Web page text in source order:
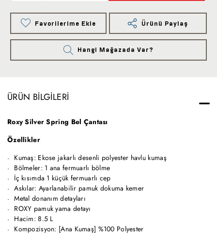
Favorilerime Ekle Ürünü Paylaş
Hangi Mağazada Var?
ÜRÜN BILGILERI
Roxy Silver Spring Bel Çantası
Özellikler
Kumaş: Ekose jakarlı desenli polyester havlu kumaş
Bölmeler: 1 ana fermuarlı bölme
İç kısımda 1 küçük fermuarlı cep
Askılar: Ayarlanabilir pamuk dokuma kemer
Metal donanım detayları
ROXY pamuk yama detayı
Hacim: 8.5 L
Kompozisyon: [Ana Kumaş] %100 Polyester